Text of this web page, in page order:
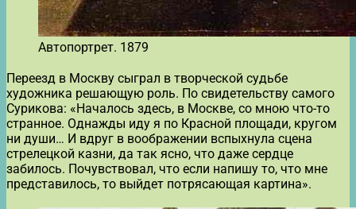
Автопортрет. 1879
Переезд в Москву сыграл в творческой судьбе
художника решающую роль. По свидетельству самого
Сурикова: «Началось здесь, в Москве, со мною что-то
странное. Однажды иду я по Красной площади, кругом
ни души… И вдруг в воображении вспыхнула сцена
стрелецкой казни, да так ясно, что даже сердце
забилось. Почувствовал, что если напишу то, что мне
представилось, то выйдет потрясающая картина».